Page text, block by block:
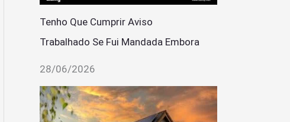
Tenho Que Cumprir Aviso
Trabalhado Se Fui Mandada Embora
28/06/2026